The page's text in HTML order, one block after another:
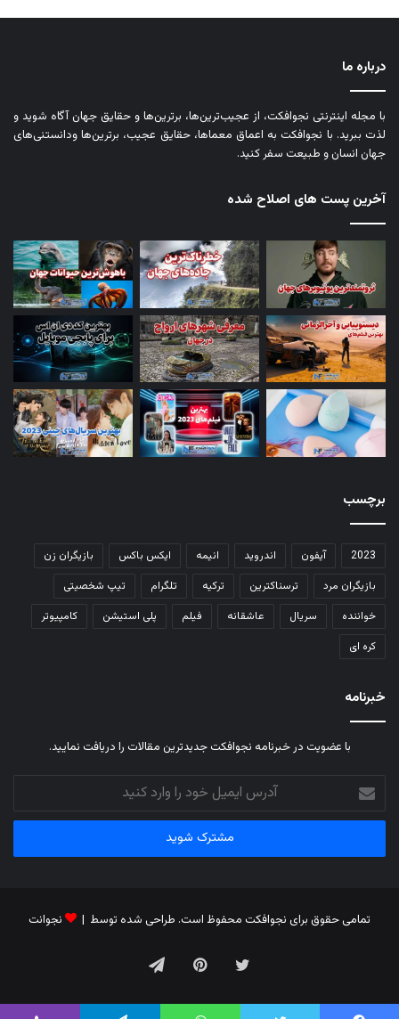
درباره ما
با مجله اینترنتی نجوافکت، از عجیب‌ترین‌ها، برترین‌ها و حقایق جهان آگاه شوید و
لذت ببرید. با نجوافکت به اعماق معماها، حقایق عجیب، برترین‌ها ودانستنی‌های
جهان انسان و طبیعت سفر کنید.
آخرین پست های اصلاح شده
برچسب
2023 آیفون اندروید انیمه ایکس باکس
بازیگران زن
بازیگران مرد
ترسناکترین ترکیه تلگرام
تیپ شخصیتی
خواننده
سریال عاشقانه فیلم پلی استیشن
کامپیوتر
کره ای
خبرنامه
با عضویت در خبرنامه نجوافکت جدیدترین مقالات را دریافت نمایید.
آدرس
ایمیل
خود
وارد
تمامی حقوق برای نجوافکت محفوظ است. طراحی شده توسط | نجوانت
توییتر ‫پین‌ترست